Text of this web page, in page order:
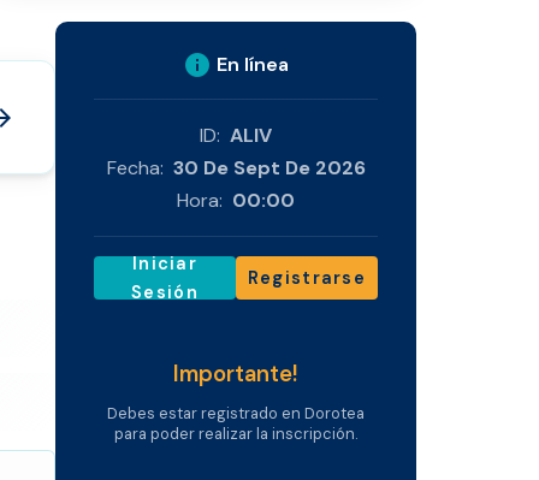
info En línea
ID: ALIV
Fecha: 30 De Sept De 2026
Hora: 00:00
Iniciar
Sesión
Registrarse
Importante!
Debes estar registrado en Dorotea
para poder realizar la inscripción.